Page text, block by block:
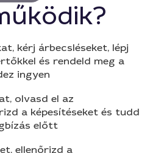
kérj árbecsléseket, lépj
és rendeld meg a
ingyen
olvasd el az
a képesítéseket és tudd
előtt
ellenőrizd a